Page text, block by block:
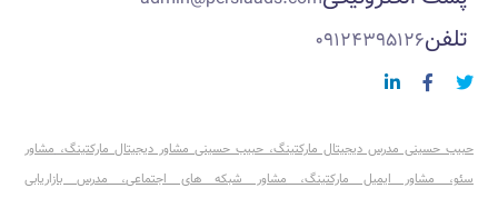
تلفن۰۹۱۲۴۳۹۵۱۲۶
حبیب حسینی مدرس دیجیتال مارکتینگ، حبیب حسینی مشاور دیجیتال مارکتینگ، مشاور
سئو، مشاور ایمیل مارکتینگ، مشاور شبکه های اجتماعی، مدرس بازاریابی